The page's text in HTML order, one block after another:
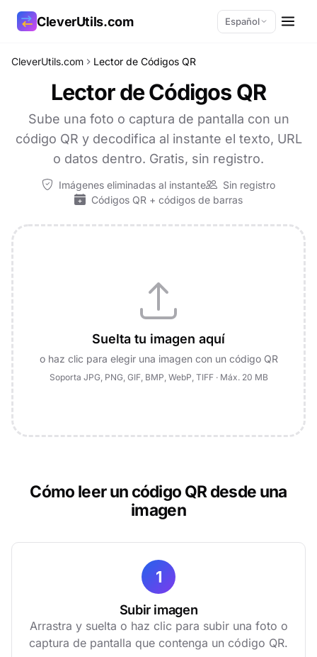
CleverUtils.com Español
CleverUtils.com Lector de Códigos QR
Lector de Códigos QR
Sube una foto o captura de pantalla con un
código QR y decodifica al instante el texto, URL
o datos dentro. Gratis, sin registro.
Imágenes eliminadas al instante
Sin registro
Códigos QR + códigos de barras
Suelta tu imagen aquí
o haz clic para elegir una imagen con un código QR
Soporta JPG, PNG, GIF, BMP, WebP, TIFF · Máx. 20 MB
Cómo leer un código QR desde una
imagen
1
Subir imagen
Arrastra y suelta o haz clic para subir una foto o
captura de pantalla que contenga un código QR.
Copiar enlace